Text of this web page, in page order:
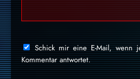
Schick mir eine E-Mail, wenn
Kommentar antwortet.